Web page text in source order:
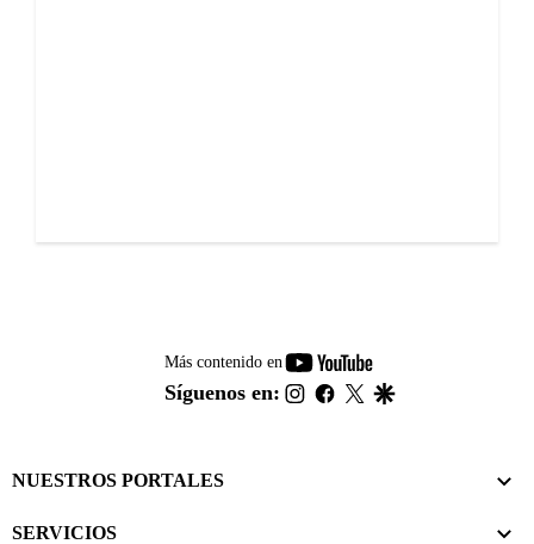
Más contenido en
youtube-
footer
Síguenos en: instagram
facebook
twitter
NUESTROS PORTALES
SERVICIOS